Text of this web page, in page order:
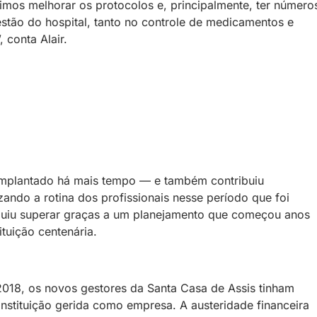
melhorar os protocolos e, principalmente, ter
do hospital, tanto no controle de medicamentos e
conta Alair.
há mais tempo — e também contribuiu
a rotina dos profissionais nesse período que foi
superar graças a um planejamento que começou anos
centenária.
os novos gestores da Santa Casa de Assis tinham
gerida como empresa. A austeridade financeira